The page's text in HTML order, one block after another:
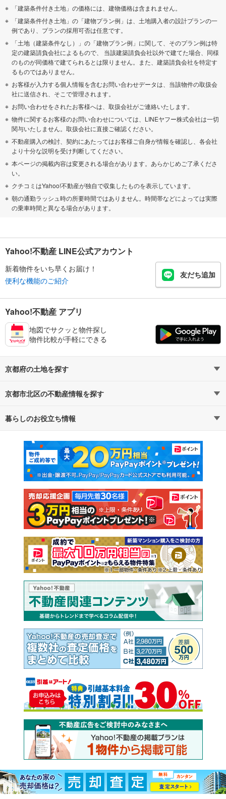
「建築条件付き土地」の価格には、建物価格は含まれません。
「建築条件付き土地」の「建物プラン例」は、土地購入者の設計プランの一
例であり、プランの採用可否は任意です。
「土地（建築条件なし）」の「建物プラン例」に関して、そのプラン例は特
定の建築請負会社によるもので、 当該建築請負会社以外で建てた場合、同様
のものが同価格で建てられるとは限りません。また、建築請負会社を特定す
るものではありません。
お客様が入力する個人情報を含むお問い合わせデータは、当該物件の取扱会
社に送信され、そこで管理されます。
お問い合わせをされたお客様へは、取扱会社がご連絡いたします。
物件に関するお客様のお問い合わせについては、LINEヤフー株式会社は一切
関与いたしません。取扱会社に直接ご確認ください。
不動産購入の検討、契約にあたってはお客様ご自身が情報を確認し、各会社
より十分な説明を受け判断してください。
本ページの掲載内容は変更される場合があります。あらかじめご了承くださ
い。
クチコミはYahoo!不動産が独自で収集したものを表示しています。
朝の通勤ラッシュ時の所要時間ではありません。時間帯などによっては実際
の乗車時間と異なる場合があります。
Yahoo!不動産 LINE公式アカウント
新着物件をいち早くお届け！
便利な機能のご紹介
友だち追加
Yahoo!不動産 アプリ
地図でサクッと物件探し
物件比較が手軽にできる
京都府の土地を探す
路線・駅から探す
通勤・通学時間から探す
京都市北区の不動産情報を探す
不動産・住宅
新築マンション 中古マンション
新築一戸建て 中古一戸建て
注文住宅 土地
売却査定
暮らしのお役立ち情報
マンションカタログ 教えて！住まいの先生